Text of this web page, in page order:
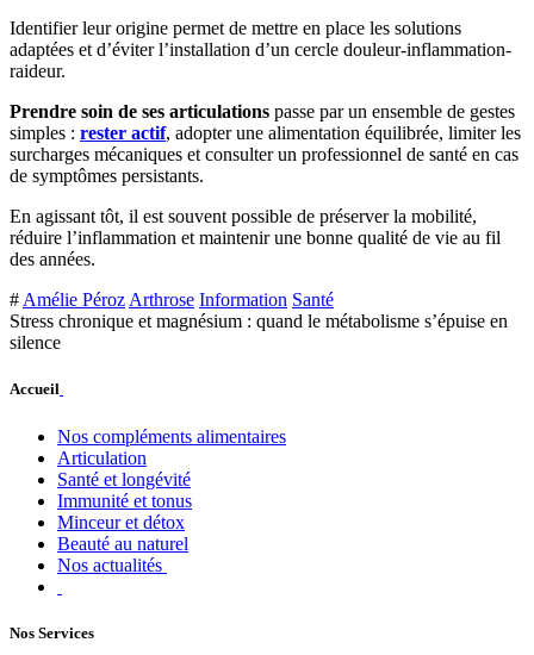
Identifier leur origine permet de mettre en place les solutions
adaptées et d’éviter l’installation d’un cercle douleur-inflammation-
raideur.
Prendre soin de ses articulations passe par un ensemble de gestes
simples : rester actif, adopter une alimentation équilibrée, limiter les
surcharges mécaniques et consulter un professionnel de santé en cas
de symptômes persistants.
En agissant tôt, il est souvent possible de préserver la mobilité,
réduire l’inflammation et maintenir une bonne qualité de vie au fil
des années.
# Amélie Péroz Arthrose Information Santé
Stress chronique et magnésium : quand le métabolisme s’épuise en
silence
Accueil
Nos compléments alimentaires
Articulation
Santé et longévité
Immunité et tonus
Minceur et détox
Beauté au naturel
Nos actualités
Nos Services